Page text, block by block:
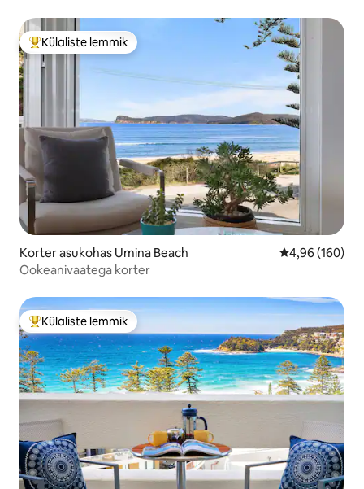
Külaliste suur lemmik
Külaliste lemmik
Korter asukohas Umina Beach Keskmine
4,96 (160)
Ookeanivaatega korter
Külaliste suur lemmik
Külaliste lemmik